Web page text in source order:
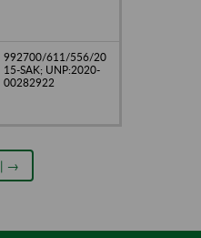
992700/611/556/20
15-SAK; UNP:2020-
00282922
| →